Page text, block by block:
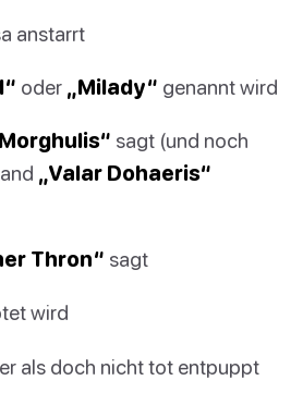
anstarrt
oder „Milady“ genannt wird
sagt (und noch
„Valar Dohaeris“
Thron“ sagt
wird
als doch nicht tot entpuppt